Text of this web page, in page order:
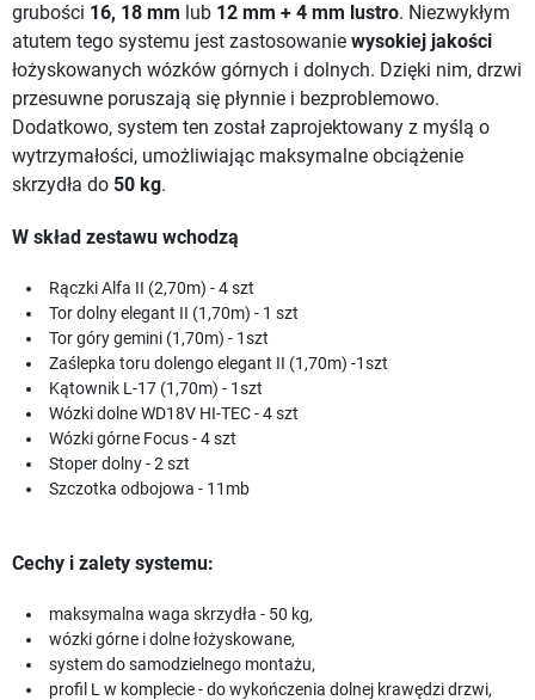
grubości 16, 18 mm lub 12 mm + 4 mm lustro. Niezwykłym
atutem tego systemu jest zastosowanie wysokiej jakości
łożyskowanych wózków górnych i dolnych. Dzięki nim, drzwi
przesuwne poruszają się płynnie i bezproblemowo.
Dodatkowo, system ten został zaprojektowany z myślą o
wytrzymałości, umożliwiając maksymalne obciążenie
skrzydła do 50 kg.
W skład zestawu wchodzą
Rączki Alfa II (2,70m) - 4 szt
Tor dolny elegant II (1,70m) - 1 szt
Tor góry gemini (1,70m) - 1szt
Zaślepka toru dolengo elegant II (1,70m) -1szt
Kątownik L-17 (1,70m) - 1szt
Wózki dolne WD18V HI-TEC - 4 szt
Wózki górne Focus - 4 szt
Stoper dolny - 2 szt
Szczotka odbojowa - 11mb
Cechy i zalety systemu:
maksymalna waga skrzydła - 50 kg,
wózki górne i dolne łożyskowane,
system do samodzielnego montażu,
profil L w komplecie - do wykończenia dolnej krawędzi drzwi,